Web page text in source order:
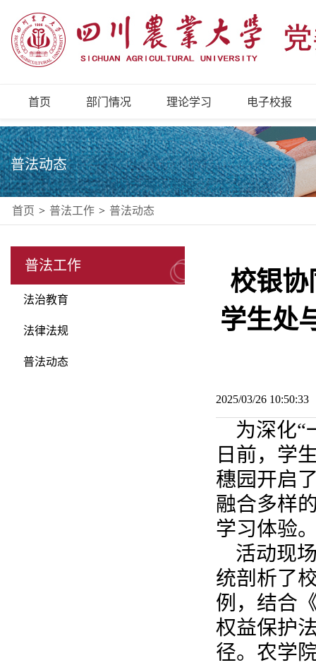
首页 部门情况 理论学习 电子校报
普法动态
首页 > 普法工作 > 普法动态
普法工作
法治教育
法律法规
普法动态
校银协
学生处
2025/03/26
为深化“
日前，学
穗园开启
融合多样
学习体验
活动现
统剖析了
例，结合
权益保护
径。农学